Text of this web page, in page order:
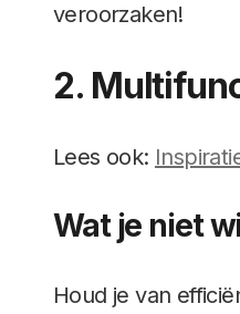
veroorzaken!
2.
Lees ook:
Wat je niet
Houd je van